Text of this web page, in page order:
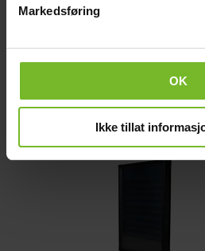
Markedsføring
OK
Ikke tillat